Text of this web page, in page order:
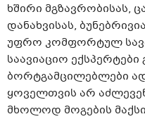
ხშირი მგზავრობისას,
დანახვისას,
უფრო კომფორტულ
საავიაციო ექსპერტები
ბორტგამცილებლები
ყოველთვის არ
მხოლოდ მოგების